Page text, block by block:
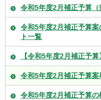
令和5年度2月補正予算
令和5年度2月補正予算
ト一覧
【令和5年度2月補正予
令和5年度2月補正予算案
令和5年度2月補正予算の